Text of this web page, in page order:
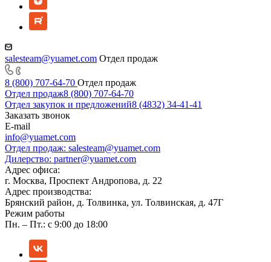
salesteam@yuamet.com Отдел продаж
8 (800) 707-64-70 Отдел продаж
Отдел продаж8 (800) 707-64-70
Отдел закупок и предложений8 (4832) 34-41-41
Заказать звонок
E-mail
info@yuamet.com
Отдел продаж: salesteam@yuamet.com
Дилерство: partner@yuamet.com
Адрес офиса:
г. Москва, Проспект Андропова, д. 22
Адрес производства:
Брянский район, д. Толвинка, ул. Толвинская, д. 47Г
Режим работы
Пн. – Пт.: с 9:00 до 18:00